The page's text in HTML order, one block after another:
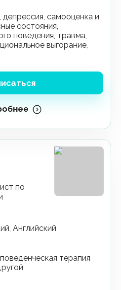
состояния,
поведения, травма,
выгорание,
по
Английский